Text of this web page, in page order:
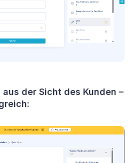
der Sicht des Kunden –